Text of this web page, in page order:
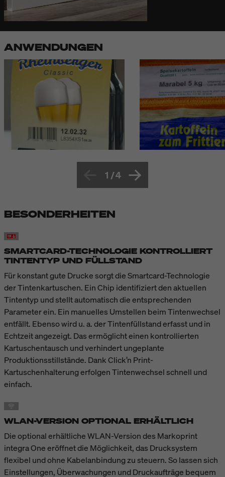
ANWENDUNGEN
1 /4
BESONDERHEITEN
SMARTCARD-TECHNOLOGIE KONTROLLIERT
TINTENTYP UND FÜLLSTAND
Für konstant gute Drucke sorgt die Smartcard-Technologie
der Tintenkartuschen. Ein Chip identifiziert den aktuellen
Tintentyp und stellt automatisch die entsprechenden
Parameter ein. Ein manuelles Umstellen beim Tintenwechsel
entfällt. Ebenso wird u. a. der Tintenfüllstand erfasst und in
Echtzeit angezeigt. Das ermöglicht einen kontrollierten
Kartuschentausch und verhindert ungeplante
Produktionsstillstände. Dank Click’n Print-
Kartuschenhalterung erfolgen Tintenwechsel schnell und
einfach.
WLAN-VERSION OPTIONAL ERHÄLTLICH
Die optional erhältliche WLAN-Version des Markoprint
integra One eröffnet die Möglichkeit, das Drucksystem
flexibel und ohne Kabelanbindung zu steuern. So lassen sich
Einstellungen, Überwachungen und Druckaufträge bequem